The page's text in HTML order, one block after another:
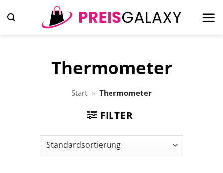
Inhalt
Thermometer
Start » Thermometer
FILTER